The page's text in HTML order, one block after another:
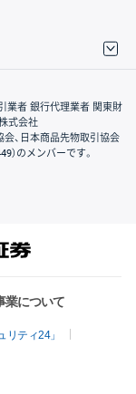
業者 銀行代理業者 関東財
式会社
会、日本商品先物取引協会
）のメンバーです。
業について
ティ24」